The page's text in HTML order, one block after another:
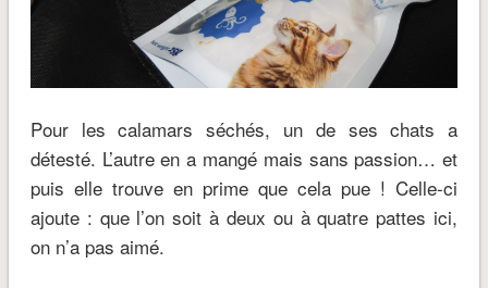
Pour les calamars séchés, un de ses chats a
détesté. L’autre en a mangé mais sans passion… et
puis elle trouve en prime que cela pue ! Celle-ci
ajoute : que l’on soit à deux ou à quatre pattes ici,
on n’a pas aimé.